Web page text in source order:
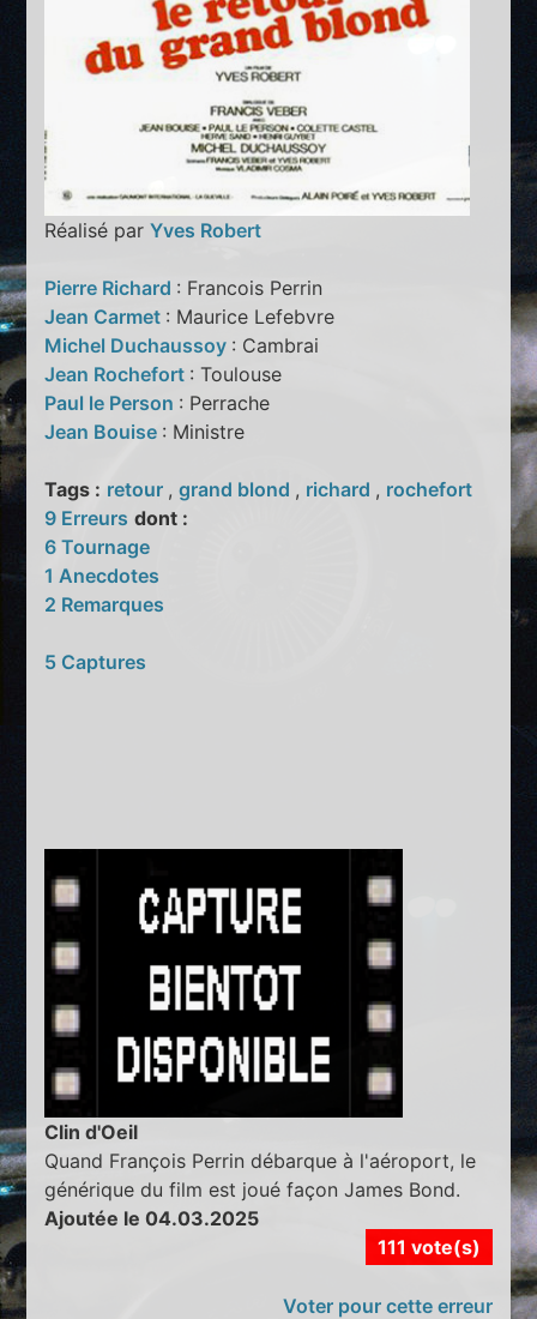
Réalisé parYves Robert
Pierre Richard : Francois Perrin
Jean Carmet : Maurice Lefebvre
Michel Duchaussoy : Cambrai
Jean Rochefort : Toulouse
Paul le Person : Perrache
Jean Bouise : Ministre
Tags : retour ,grand blond , richard , rochefort
9 Erreurs dont :
6 Tournage
1 Anecdotes
2 Remarques
5 Captures
Clin d'Oeil
Quand François Perrin débarque à l'aéroport, le
générique du film est joué façon James Bond.
Ajoutée le 04.03.2025
111 vote(s)
Voter pour cette erreur